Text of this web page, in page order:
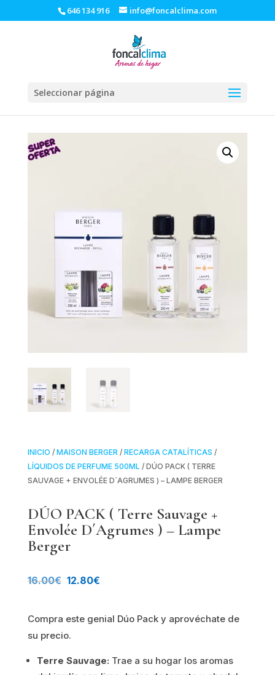
646 134 916 info@foncalclima.com
Seleccionar página
INICIO / MAISON BERGER / RECARGA CATALÍTICAS /
LÍQUIDOS DE PERFUME 500ML / DÚO PACK ( TERRE
SAUVAGE + ENVOLÉE D´AGRUMES ) – LAMPE BERGER
DÚO PACK ( Terre Sauvage +
Envolée D´Agrumes ) – Lampe
Berger
16.00€ El
original
12.80€El
actual
Compra este genial Dúo Pack y aprovéchate de
su precio.
Terre Sauvage: Trae a su hogar los aromas